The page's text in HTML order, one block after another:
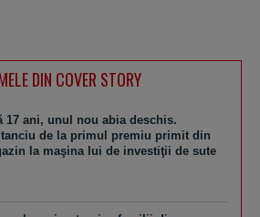
DIN COVER STORY
17 ani, unul nou abia deschis.
de la primul premiu primit din
la maşina lui de investiţii de sute